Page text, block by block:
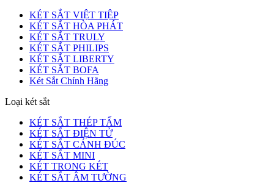
KÉT SẮT VIỆT TIỆP
KÉT SẮT HÒA PHÁT
KÉT SẮT TRULY
KÉT SẮT PHILIPS
KÉT SẮT LIBERTY
KÉT SẮT BOFA
Két Sắt Chính Hãng
Loại két sắt
KÉT SẮT THÉP TẤM
KÉT SẮT ĐIỆN TỬ
KÉT SẮT CÁNH ĐÚC
KÉT SẮT MINI
KÉT TRONG KÉT
KÉT SẮT ÂM TƯỜNG